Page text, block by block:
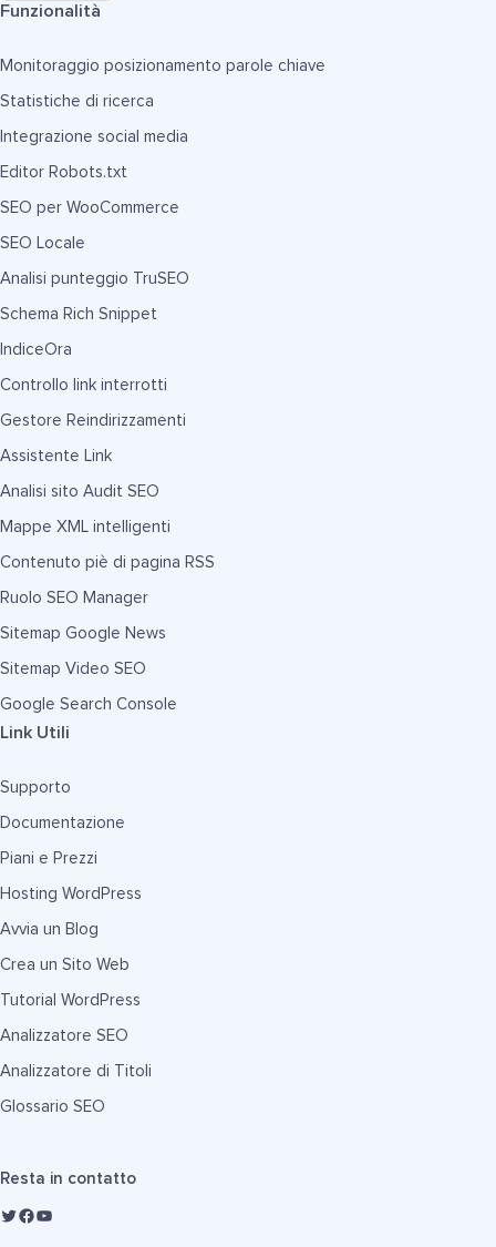
Funzionalità
Monitoraggio posizionamento parole chiave
Statistiche di ricerca
Integrazione social media
Editor Robots.txt
SEO per WooCommerce
SEO Locale
Analisi punteggio TruSEO
Schema Rich Snippet
IndiceOra
Controllo link interrotti
Gestore Reindirizzamenti
Assistente Link
Analisi sito Audit SEO
Mappe XML intelligenti
Contenuto piè di pagina RSS
Ruolo SEO Manager
Sitemap Google News
Sitemap Video SEO
Google Search Console
Link Utili
Supporto
Documentazione
Piani e Prezzi
Hosting WordPress
Avvia un Blog
Crea un Sito Web
Tutorial WordPress
Analizzatore SEO
Analizzatore di Titoli
Glossario SEO
Resta in contatto